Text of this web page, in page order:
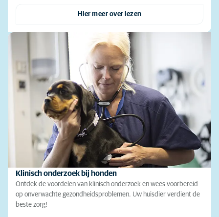
Hier meer over lezen
Klinisch onderzoek bij honden
Ontdek de voordelen van klinisch onderzoek en wees voorbereid
op onverwachte gezondheidsproblemen. Uw huisdier verdient de
beste zorg!